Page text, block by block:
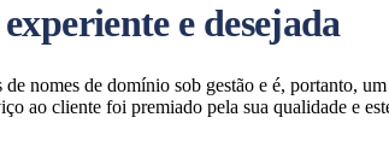
e desejada
nomes de domínio sob gestão e é, portanto,
ao cliente foi premiado pela sua qualidade e